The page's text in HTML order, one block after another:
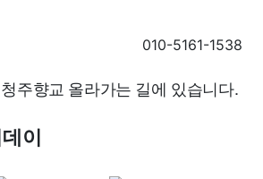
010-5161-1538
주향교 올라가는 길에 있습니다.
이